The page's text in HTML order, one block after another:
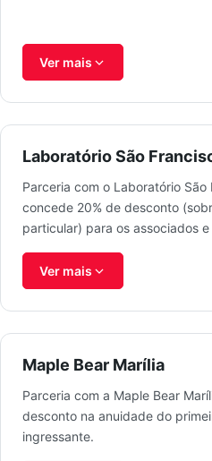
Ver mais
Laboratório São
Parceria com o Laboratório São
concede 20% de desconto
particular) para os associados
Ver mais
Maple Bear Marília
Parceria com a Maple Bear
desconto na anuidade do
ingressante.